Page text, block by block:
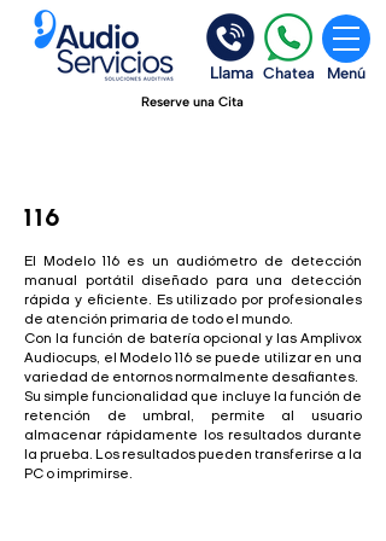
Llama Chatea Menú
Reserve una Cita
116
El Modelo 116 es un audiómetro de detección
manual portátil diseñado para una detección
rápida y eficiente. Es utilizado por profesionales
de atención primaria de todo el mundo.
Con la función de batería opcional y las Amplivox
Audiocups, el Modelo 116 se puede utilizar en una
variedad de entornos normalmente desafiantes.
Su simple funcionalidad que incluye la función de
retención de umbral, permite al usuario
almacenar rápidamente los resultados durante
la prueba. Los resultados pueden transferirse a la
PC o imprimirse.